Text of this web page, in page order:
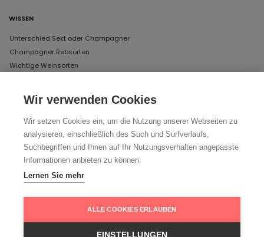
WISSEN
Unterschied Sekt oder Champagner
Champagner Rebsorten
Wichtige Weinsorten
UNSERE ÖFFNUNGSZEITEN IN MÜNCHEN
DAS LAGER
Schertlinstraße 17, 81379 München
Donnerstag und Freitag von 12 bis 18 Uhr
Ihr Weg zu uns
Wir verwenden Cookies
Wir setzen Cookies ein, um die Nutzung unserer Webseiten zu
analysieren, einschließlich des Such und Surfverlaufs,
Suchbegriffen und Ihnen auf Ihr Nutzungsverhalten angepasste
Informationen anbieten zu können.
Lernen Sie mehr
ALLE COOKIES ERLAUBEN
EINSTELLUNGEN